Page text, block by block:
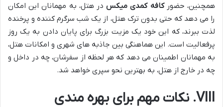
همچنین، حضورکافه کمدی میکسدر هتل، به مهمانان این امکان
را می دهد که حتی بدون ترک هتل، از یک شب سرگرم کننده و پرخنده
لذت ببرند، که این خود یک مزیت بزرگ برای پایان دادن به یک روز
پرفعالیت است. این هماهنگی بین جاذبه های شهری و امکانات هتل،
به مهمانان اطمینان می دهد که هر لحظه از سفرشان، چه در داخل و
چه در خارج از هتل، به بهترین نحو سپری خواهد شد.
VIII. نکات مهم برای بهره مندی